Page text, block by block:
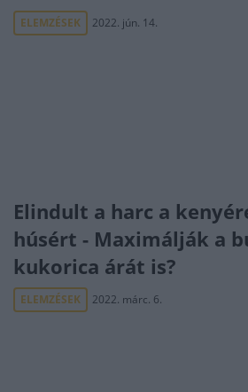
ELEMZÉSEK 2022. jún. 14.
Elindult a harc a
húsért - Maximálják a
kukorica árát is?
ELEMZÉSEK 2022. márc. 6.